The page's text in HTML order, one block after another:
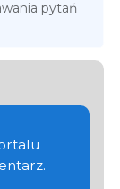
pytań